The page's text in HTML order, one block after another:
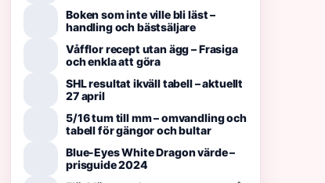
Boken som inte ville bli läst –
handling och bästsäljare
Våfflor recept utan ägg – Frasiga
och enkla att göra
SHL resultat ikväll tabell – aktuellt
27 april
5/16 tum till mm – omvandling och
tabell för gängor och bultar
Blue-Eyes White Dragon värde –
prisguide 2024